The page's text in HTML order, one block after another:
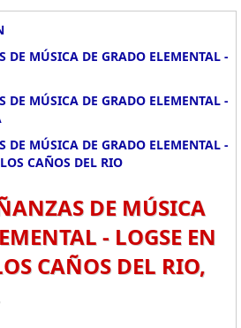
DE MÚSICA DE GRADO ELEMENTAL -
DE MÚSICA DE GRADO ELEMENTAL -
DE MÚSICA DE GRADO ELEMENTAL -
CAÑOS DEL RIO
DE MÚSICA
- LOGSE EN
CAÑOS DEL RIO,